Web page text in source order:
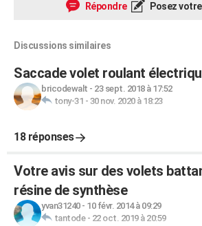
Répondre Posez
Discussions similaires
Saccade volet roulant
bricodewalt - 23 sept. 2018 à 17:52
tony-31 - 30 nov. 2020 à 18:23
18 réponses
Votre avis sur des volets
résine de synthèse
yvan31240- 10 févr. 2014 à 09:29
tantode- 22 oct. 2019 à 20:59